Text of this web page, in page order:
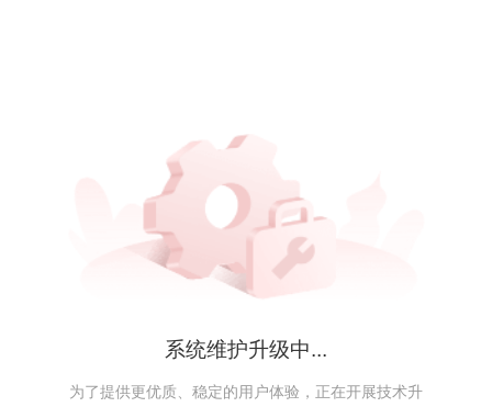
系统维护升级中...
为了提供更优质、稳定的用户体验，正在开展技术升